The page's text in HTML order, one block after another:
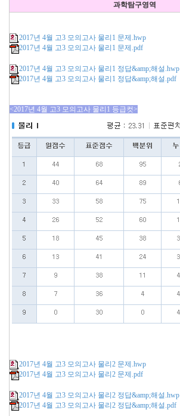
과학탐구영역
2017년 4월 고3 모의고사 물리1 문제.hwp
2017년 4월 고3 모의고사 물리1 문제.pdf
2017년 4월 고3 모의고사 물리1 정답&amp;해설.hwp
2017년 4월 고3 모의고사 물리1 정답&amp;해설.pdf
<2017년 4월 고3 모의고사 물리1 등급컷>
2017년 4월 고3 모의고사 물리2 문제.hwp
2017년 4월 고3 모의고사 물리2 문제.pdf
2017년 4월 고3 모의고사 물리2 정답&amp;해설.hwp
2017년 4월 고3 모의고사 물리2 정답&amp;해설.pdf